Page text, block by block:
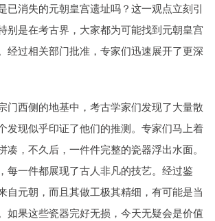
已消失的元朝皇宫遗址吗？这一观点立刻引
别是在考古界，大家都为可能找到元朝皇宫
经过相关部门批准，专家们迅速展开了更深
门西侧的地基中，考古学家们发现了大量散
发现似乎印证了他们的推测。专家们马上着
凑，不久后，一件件完整的瓷器浮出水面。
每一件都展现了古人非凡的技艺。经过鉴
自元朝，而且其做工极其精细，有可能是当
如果这些瓷器完好无损，今天无疑会是价值